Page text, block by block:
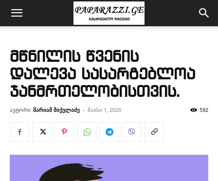
მწნილის წვენის
დალევა სასარგებლოა
ჯანმრთელობისთვის.
ავტორი მარიამ მიქელაძე - მაისი 1, 2020 592